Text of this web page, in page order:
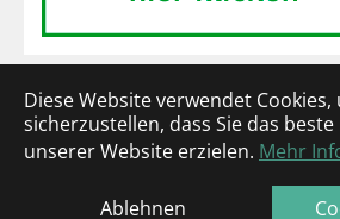
Diese Website verwendet Cookies,
sicherzustellen, dass Sie das
unserer Website erzielen. Mehr
Ablehnen
© Copyright Schloss-Apotheke